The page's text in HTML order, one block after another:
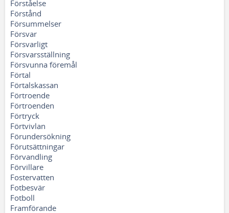
Förståelse
Förstånd
Försummelser
Försvar
Försvarligt
Försvarsställning
Försvunna föremål
Förtal
Förtalskassan
Förtroende
Förtroenden
Förtryck
Förtvivlan
Förundersökning
Förutsättningar
Förvandling
Förvillare
Fostervatten
Fotbesvär
Fotboll
Framförande